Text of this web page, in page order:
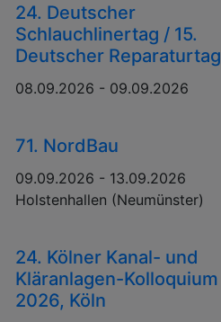
24. Deutscher
Schlauchlinertag / 15.
Deutscher Reparaturtag
08.09.2026 - 09.09.2026
71. NordBau
09.09.2026 - 13.09.2026
Holstenhallen (Neumünster)
24. Kölner Kanal- und
Kläranlagen-Kolloquium
2026, Köln